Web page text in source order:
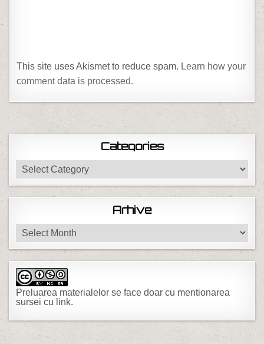
This site uses Akismet to reduce spam. Learn how your
comment data is processed.
Categories
Categories
Arhive
Arhive
Preluarea materialelor se face doar cu mentionarea
sursei cu link.